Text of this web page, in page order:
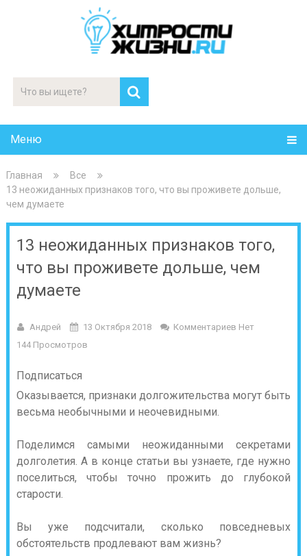
Меню
Главная
Все
13 неожиданных признаков того, что вы проживете дольше,
чем думаете
13 неожиданных признаков того,
что вы проживете дольше, чем
думаете
Андрей 13 Октября 2018
Комментариев Нет
144 Просмотров
Подписаться
Оказывается, признаки долгожительства могут быть
весьма необычными и неочевидными.
Поделимся самыми неожиданными секретами
долголетия. А в конце статьи вы узнаете, где нужно
поселиться, чтобы точно прожить до глубокой
старости.
Вы уже подсчитали, сколько повседневых
обстоятельств продлевают вам жизнь?